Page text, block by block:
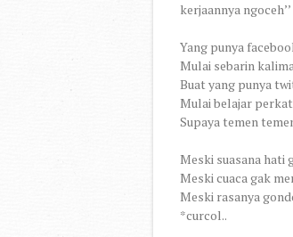
kerjaannya
Yang punya
Mulai sebarin
Buat yang punya
Mulai belajar
Supaya temen
Meski suasana hati
Meski cuaca gak
Meski rasanya
*curcol..